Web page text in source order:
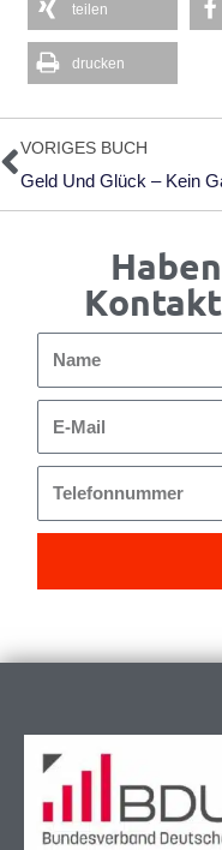
teilen
drucken
Zurück
VORIGES BUCH
Mail